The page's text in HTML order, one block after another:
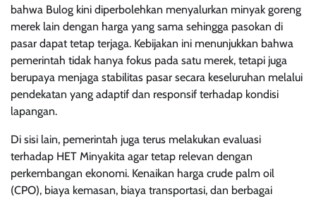
bahwa Bulog kini diperbolehkan menyalurkan minyak goreng
merek lain dengan harga yang sama sehingga pasokan di
pasar dapat tetap terjaga. Kebijakan ini menunjukkan bahwa
pemerintah tidak hanya fokus pada satu merek, tetapi juga
berupaya menjaga stabilitas pasar secara keseluruhan melalui
pendekatan yang adaptif dan responsif terhadap kondisi
lapangan.
Di sisi lain, pemerintah juga terus melakukan evaluasi
terhadap HET Minyakita agar tetap relevan dengan
perkembangan ekonomi. Kenaikan harga crude palm oil
(CPO), biaya kemasan, biaya transportasi, dan berbagai